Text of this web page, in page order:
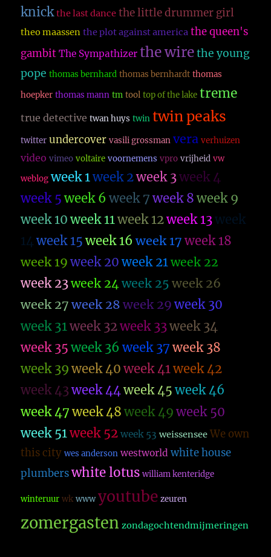
knick the last dance the little drummer girl
theo maassen the plot against america the queen's
gambit The Sympathizer the wire the young
pope thomas bernhard thomas bernhardt thomas
hoepker thomas mann tm tool top of the lake treme
true detective twan huys twin twin peaks
twitter undercover vasili grossman vera verhuizen
video vimeo voltaire voornemens vpro vrijheid vw
weblog week 1week 2week 3week 4
week 5 week 6 week 7 week 8 week 9
week 10 week 11week 12week 13week
14week 15 week 16 week 17 week 18
week 19 week 20 week 21week 22
week 23week 24week 25 week 26
week 27 week 28 week 29 week 30
week 31week 32week 33week 34
week 35 week 36 week 37 week 38
week 39 week 40 week 41week 42
week 43week 44week 45 week 46
week 47 week 48 week 49 week 50
week 51week 52 week 53 weissensee We own
this city wes anderson westworld white house
plumbers white lotus william kenteridge
winteruur wk www youtube zeuren
zomergasten zondagochtendmijmeringen